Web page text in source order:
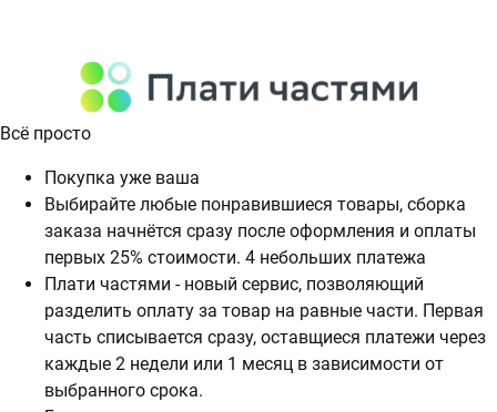
Всё просто
Покупка уже ваша
Выбирайте любые понравившиеся товары, сборка
заказа начнётся сразу после оформления и оплаты
первых 25% стоимости. 4 небольших платежа
Плати частями - новый сервис, позволяющий
разделить оплату за товар на равные части. Первая
часть списывается сразу, оставщиеся платежи через
каждые 2 недели или 1 месяц в зависимости от
выбранного срока.